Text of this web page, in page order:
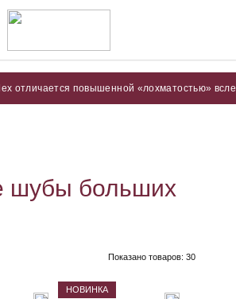
повышенной «лохматостью»
шубы больших
Показано товаров: 30
НОВИНКА